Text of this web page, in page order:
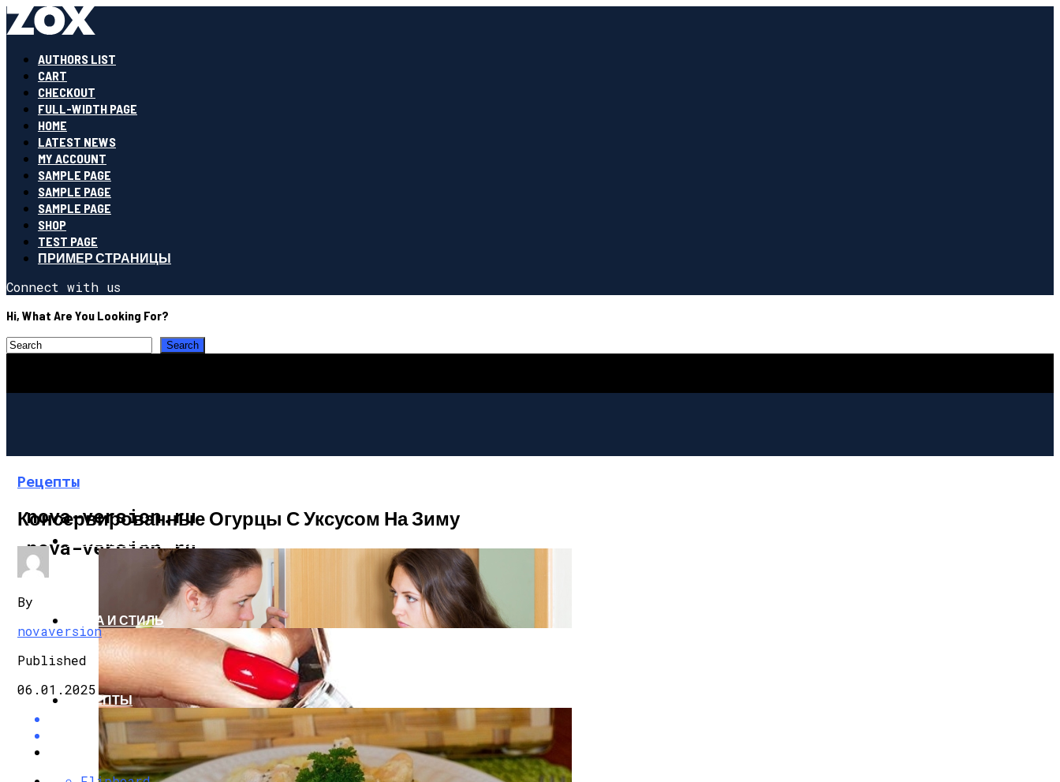
AUTHORS LIST
CART
CHECKOUT
FULL-WIDTH PAGE
HOME
LATEST NEWS
MY ACCOUNT
SAMPLE PAGE
SAMPLE PAGE
SAMPLE PAGE
SHOP
TEST PAGE
ПРИМЕР СТРАНИЦЫ
Connect with us
Hi, What Are You Looking For?
nova-version.ru
nova-version.ru
ИНТЕРЕСНОЕ И ПОЗНАВАТЕЛЬНОЕ
МОДА И СТИЛЬ
РЕЦЕПТЫ
Рецепты
Консервированные Огурцы С Уксусом На Зиму
By
novaversion
Published
06.01.2025